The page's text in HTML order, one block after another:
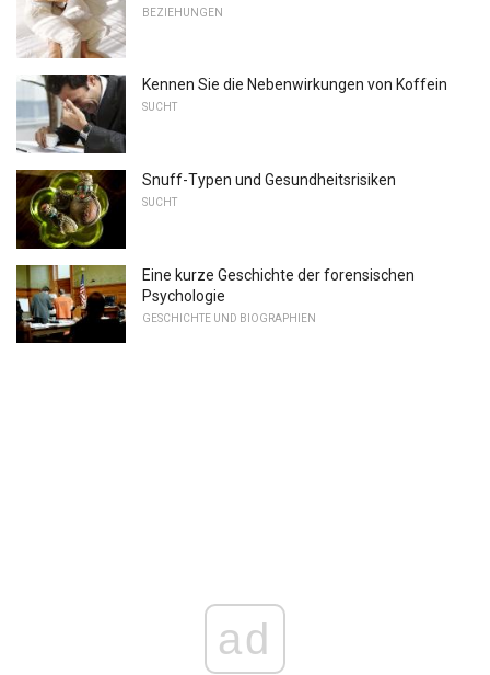
BEZIEHUNGEN
Kennen Sie die Nebenwirkungen von Koffein
SUCHT
Snuff-Typen und Gesundheitsrisiken
SUCHT
Eine kurze Geschichte der forensischen
Psychologie
GESCHICHTE UND BIOGRAPHIEN
ad